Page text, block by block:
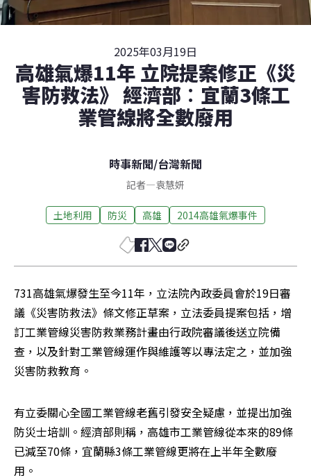
2025年03月19日
高雄氣爆11年 立院提案修正《災
害防救法》 經濟部︰宜蘭3條工
業管線將全數廢用
時事新聞/台灣新聞
記者—袁慧妍
土地利用 防災 高雄 2014高雄氣爆事件
731高雄氣爆發生至今11年，立法院內政委員會於19日審
議《災害防救法》條文修正草案，立法委員提案包括，增
訂工業管線災害防救業務計畫由行政院審議後送立院備
查，以及針對工業管線運作與維護等以專法定之，並加強
災害防救教育。
有立委關心全國工業管線老舊引發安全疑慮，並提出加強
防災士培訓。經濟部則稱，高雄市工業管線從本來的89條
已減至70條，宜蘭縣3條工業管線更將在上半年全數廢
用。